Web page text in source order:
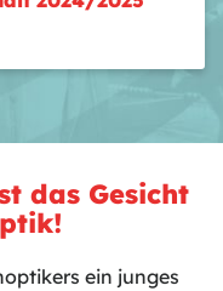
das Gesicht
ein junges